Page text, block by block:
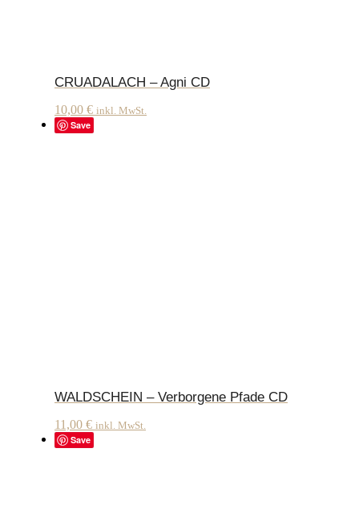
CRUADALACH – Agni CD
10,00 € inkl. MwSt.
Save
WALDSCHEIN – Verborgene Pfade CD
11,00 € inkl. MwSt.
Save